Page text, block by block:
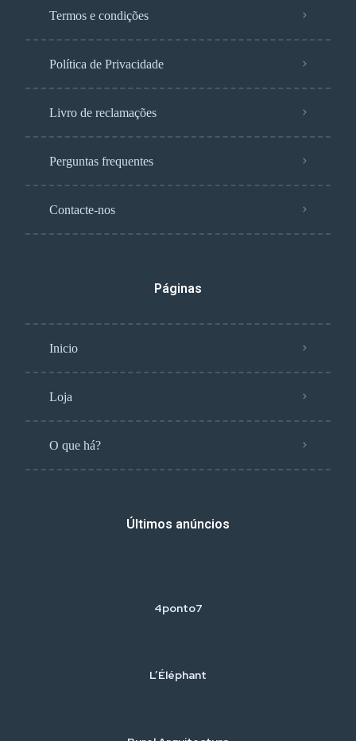
Termos e condições
Política de Privacidade
Livro de reclamações
Perguntas frequentes
Contacte-nos
Páginas
Inicio
Loja
O que há?
Últimos anúncios
4ponto7
L’Éléphant